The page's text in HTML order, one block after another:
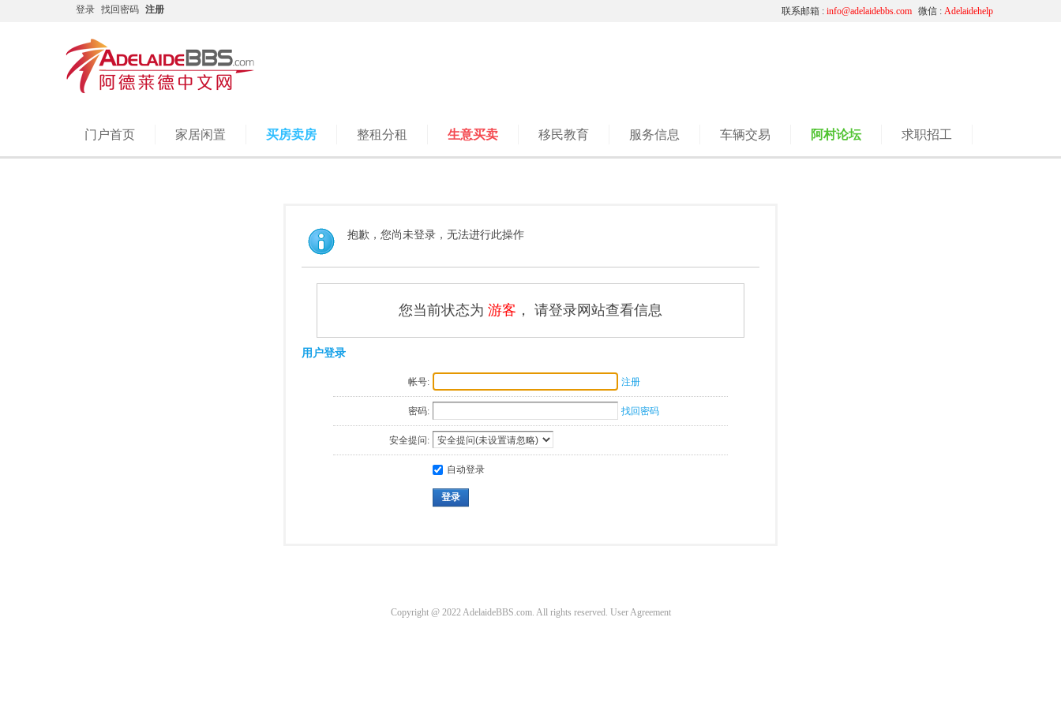
登录 找回密码 注册 微信 : Adelaidehelp
联系邮箱 : info@adelaidebbs.com
门户首页 家居闲置 买房卖房 整租分租 生意买卖 移民教育 服务信息 车辆交易 阿村论坛 求职招工
抱歉，您尚未登录，无法进行此操作
您当前状态为 游客 ， 请登录网站查看信息
用户登录
帐号: 注册
密码: 找回密码
安全提问:
自动登录
登录
Copyright @ 2022 AdelaideBBS.com. All rights reserved. User Agreement